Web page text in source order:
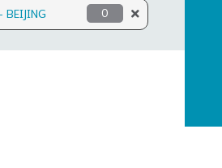
BEIJING 0